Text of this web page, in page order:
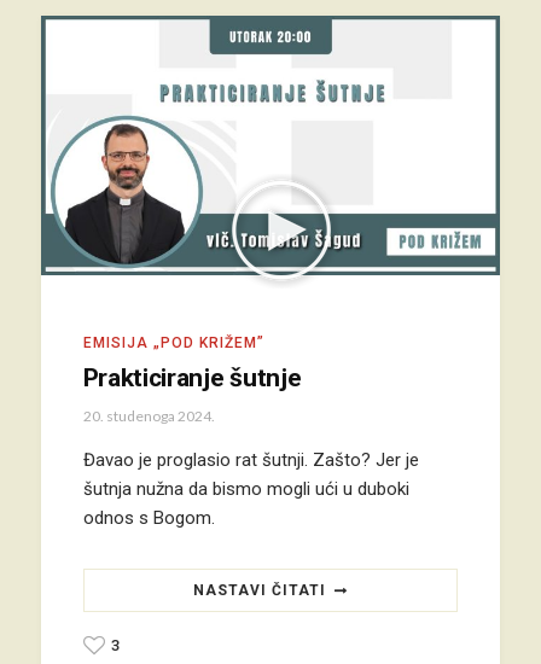
EMISIJA „POD KRIŽEM”
Prakticiranje šutnje
20. studenoga 2024.
Đavao je proglasio rat šutnji. Zašto? Jer je
šutnja nužna da bismo mogli ući u duboki
odnos s Bogom.
NASTAVI ČITATI
3